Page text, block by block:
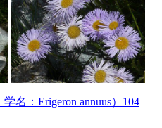
名：Erigeron annuus）104